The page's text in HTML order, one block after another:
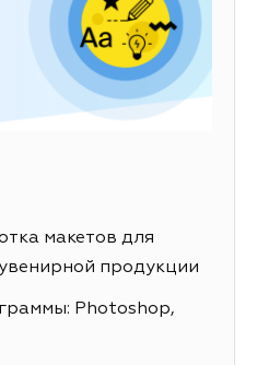
макетов для
продукции
Photoshop,